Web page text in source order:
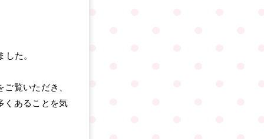
た。
覧いただき、
くあることを気